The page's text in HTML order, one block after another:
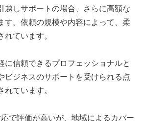
越しサポートの場合、さらに高額な
す。依頼の規模や内容によって、柔
れています。
に信頼できるプロフェッショナルと
ビジネスのサポートを受けられる点
れています。
で評価が高いが、地域によるカバー